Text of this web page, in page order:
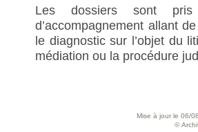
Les dossiers sont
d’accompagnement allant
le diagnostic sur l’objet du
médiation ou la procédure
Mise à jour le 06/
©